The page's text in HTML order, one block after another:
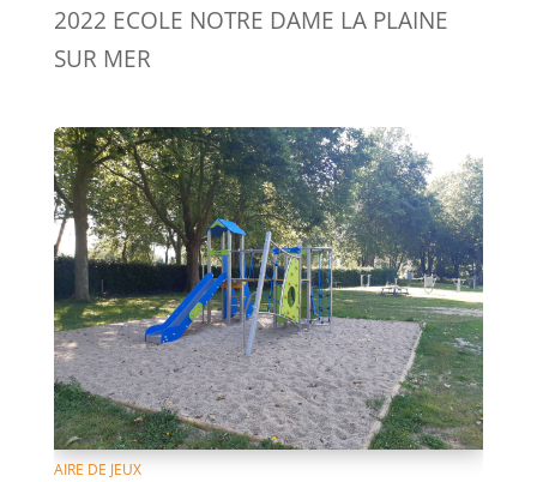
2022 ECOLE NOTRE DAME LA PLAINE
SUR MER
AIRE DE JEUX